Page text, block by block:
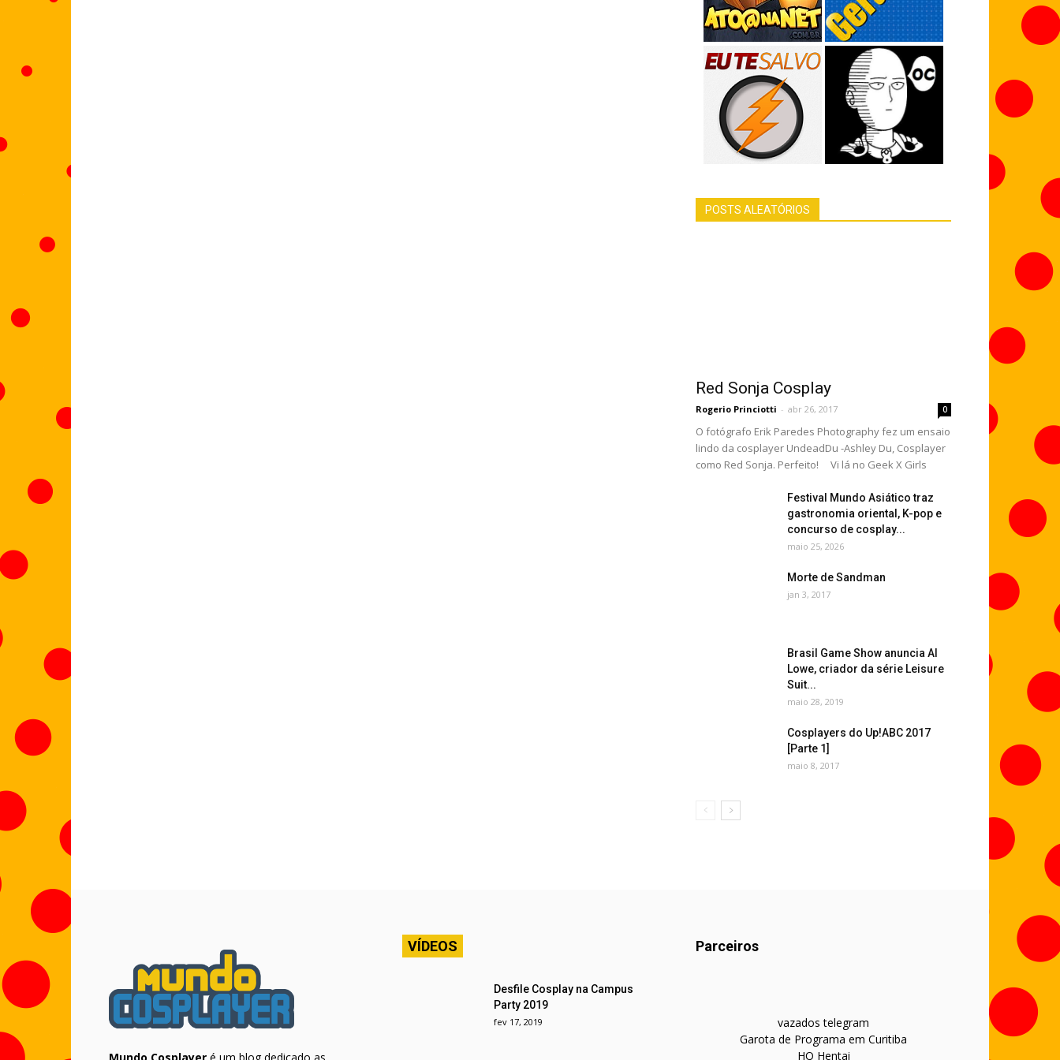
POSTS ALEATÓRIOS
Red Sonja Cosplay
Rogerio Princiotti - abr 26, 2017 0
O fotógrafo Erik Paredes Photography fez um ensaio
lindo da cosplayer UndeadDu -Ashley Du, Cosplayer
como Red Sonja. Perfeito! Vi lá no Geek X Girls
Festival Mundo Asiático traz
gastronomia oriental, K-pop e
concurso de cosplay...
maio 25, 2026
Morte de Sandman
jan 3, 2017
Brasil Game Show anuncia Al
Lowe, criador da série Leisure
Suit...
maio 28, 2019
Cosplayers do Up!ABC 2017
[Parte 1]
maio 8, 2017
VÍDEOS
Desfile Cosplay na Campus
Party 2019
fev 17, 2019
Parceiros
vazados telegram
Garota de Programa em Curitiba
HQ Hentai